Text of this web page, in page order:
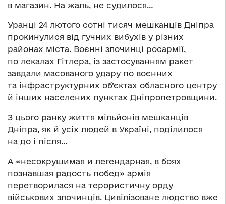
в магазин. На жаль, не судилося…
Уранці 24 лютого сотні тисяч мешканців Дніпра
прокинулися від гучних вибухів у різних
районах міста. Воєнні злочинці росармії,
по лекалах Гітлера, із застосуванням ракет
завдали масованого удару по воєнних
та інфраструктурних об’єктах обласного центру
й інших населених пунктах Дніпропетровщини.
З цього ранку життя мільйонів мешканців
Дніпра, як й усіх людей в Україні, поділилося
на до і після…
А «несокрушимая и легендарная, в боях
познавшая радость побед» армія
перетворилася на терористичну орду
військових злочинців. Цивілізоване людство вже